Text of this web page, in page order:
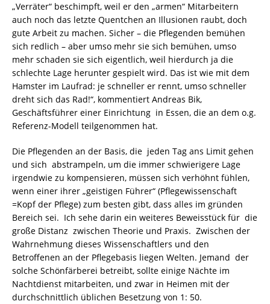
„Verräter“ beschimpft, weil er den „armen“ Mitarbeitern
auch noch das letzte Quentchen an Illusionen raubt, doch
gute Arbeit zu machen. Sicher – die Pflegenden bemühen
sich redlich – aber umso mehr sie sich bemühen, umso
mehr schaden sie sich eigentlich, weil hierdurch ja die
schlechte Lage herunter gespielt wird. Das ist wie mit dem
Hamster im Laufrad: je schneller er rennt, umso schneller
dreht sich das Rad!“, kommentiert Andreas Bik,
Geschäftsführer einer Einrichtung in Essen, die an dem o.g.
Referenz-Modell teilgenommen hat.
Die Pflegenden an der Basis, die jeden Tag ans Limit gehen
und sich abstrampeln, um die immer schwierigere Lage
irgendwie zu kompensieren, müssen sich verhöhnt fühlen,
wenn einer ihrer „geistigen Führer“ (Pflegewissenschaft
=Kopf der Pflege) zum besten gibt, dass alles im gründen
Bereich sei. Ich sehe darin ein weiteres Beweisstück für die
große Distanz zwischen Theorie und Praxis. Zwischen der
Wahrnehmung dieses Wissenschaftlers und den
Betroffenen an der Pflegebasis liegen Welten. Jemand der
solche Schönfärberei betreibt, sollte einige Nächte im
Nachtdienst mitarbeiten, und zwar in Heimen mit der
durchschnittlich üblichen Besetzung von 1: 50.